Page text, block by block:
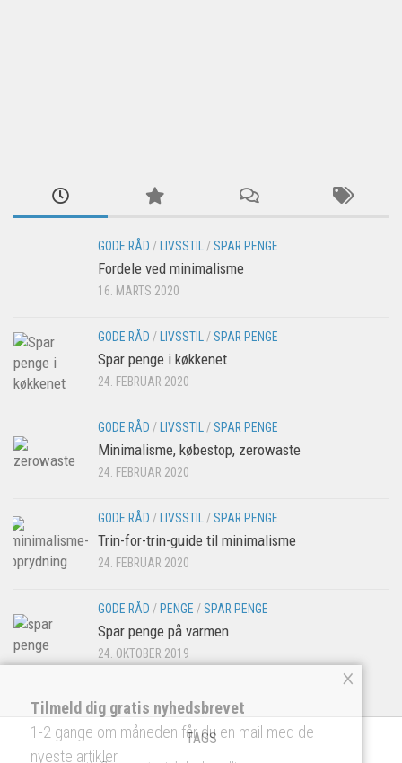
GODE RÅD / LIVSSTIL / SPAR PENGE
Fordele ved minimalisme
16. MARTS 2020
GODE RÅD / LIVSSTIL / SPAR PENGE
Spar penge i køkkenet
24. FEBRUAR 2020
GODE RÅD / LIVSSTIL / SPAR PENGE
Minimalisme, købestop, zerowaste
24. FEBRUAR 2020
GODE RÅD / LIVSSTIL / SPAR PENGE
Trin-for-trin-guide til minimalisme
24. FEBRUAR 2020
GODE RÅD / PENGE / SPAR PENGE
Spar penge på varmen
24. OKTOBER 2019
TAGS
Tilmeld dig gratis nyhedsbrevet
1-2 gange om måneden får du en mail med de
nyeste artikler.
×